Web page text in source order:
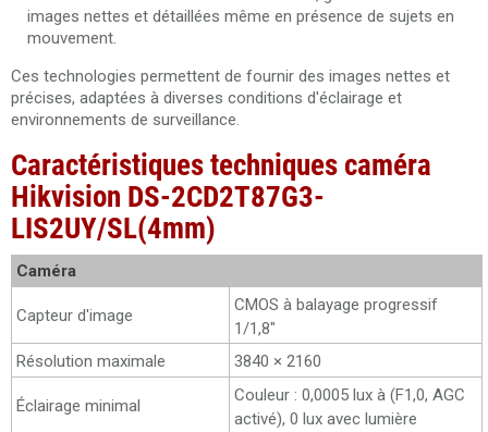
images nettes et détaillées même en présence de sujets en
mouvement.
Ces technologies permettent de fournir des images nettes et
précises, adaptées à diverses conditions d'éclairage et
environnements de surveillance.
Caractéristiques techniques caméra
Hikvision DS-2CD2T87G3-
LIS2UY/SL(4mm)
Caméra
Capteur d'image
CMOS à balayage progressif
1/1,8"
Résolution maximale
3840 × 2160
Éclairage minimal
Couleur : 0,0005 lux à (F1,0, AGC
activé), 0 lux avec lumière